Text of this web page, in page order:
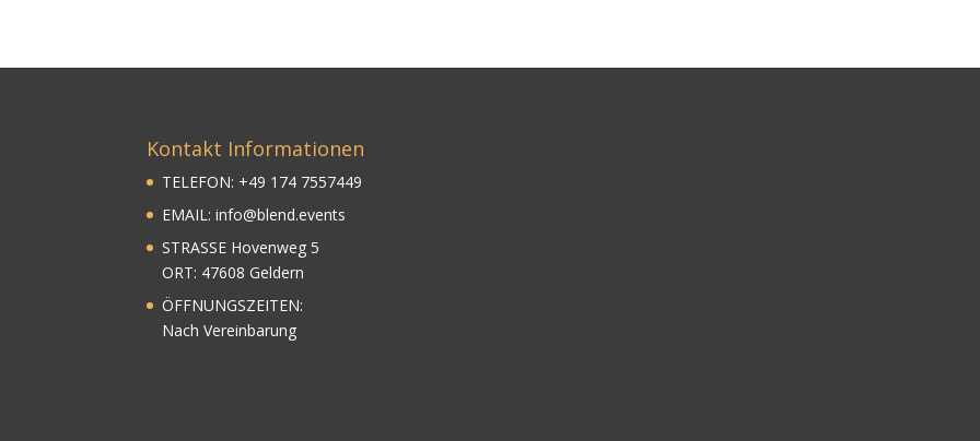
Kontakt Informationen
TELEFON: +49 174 7557449
EMAIL:info@blend.events
STRASSE Hovenweg 5
ORT: 47608 Geldern
ÖFFNUNGSZEITEN:
Nach Vereinbarung